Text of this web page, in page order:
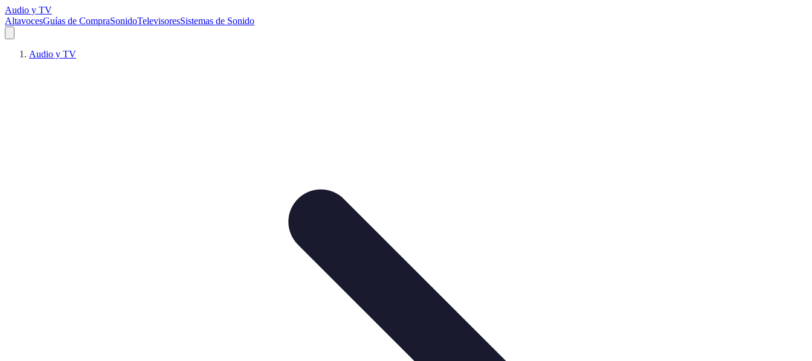
Audio y TV
AltavocesGuías de CompraSonidoTelevisoresSistemas de Sonido
Audio y TV